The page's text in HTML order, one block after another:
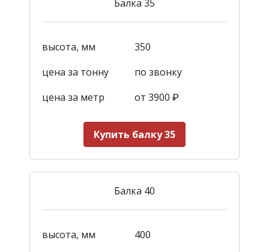
Балка 35
высота, мм
350
цена за тонну
по звонку
цена за метр
от 3900 ₽
Купить балку 35
Балка 40
высота, мм 400